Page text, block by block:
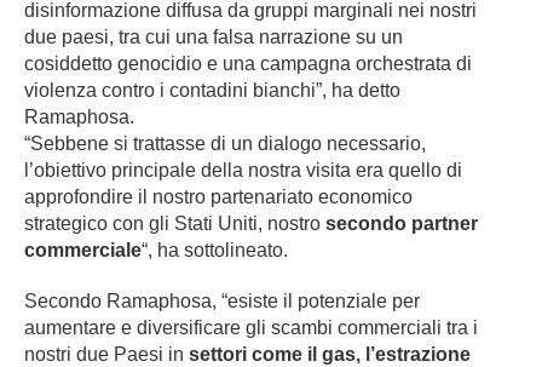
disinformazione diffusa da gruppi marginali nei nostri
due paesi, tra cui una falsa narrazione su un
cosiddetto genocidio e una campagna orchestrata di
violenza contro i contadini bianchi”, ha detto
Ramaphosa.
“Sebbene si trattasse di un dialogo necessario,
l’obiettivo principale della nostra visita era quello di
approfondire il nostro partenariato economico
strategico con gli Stati Uniti, nostro secondo partner
commerciale“, ha sottolineato.
Secondo Ramaphosa, “esiste il potenziale per
aumentare e diversificare gli scambi commerciali tra i
nostri due Paesi in settori come il gas, l’estrazione